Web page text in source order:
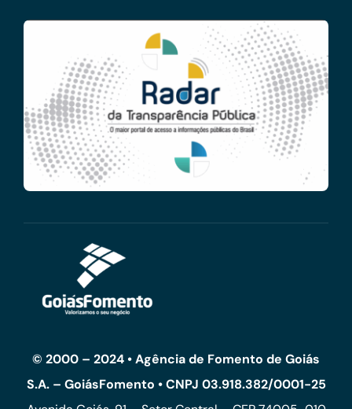
© 2000 – 2024 • Agência de Fomento de Goiás
S.A. – GoiásFomento • CNPJ 03.918.382/0001-25